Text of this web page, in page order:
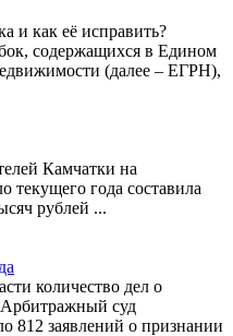
и как её исправить?
содержащихся в Едином
(далее – ЕГРН),
Камчатки на
текущего года составила
рублей ...
количество дел о
Арбитражный суд
812 заявлений о признании